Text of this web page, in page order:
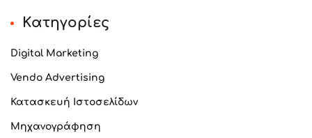
Kατηγορίες
Digital Marketing
Vendo Advertising
Κατασκευή Ιστοσελίδων
Μηχανογράφηση